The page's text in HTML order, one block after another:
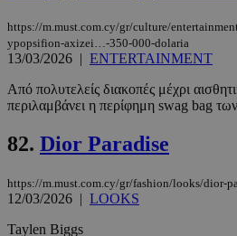
https://m.must.com.cy/gr/culture/
ypopsifion-axizei…-350-000-dolaria
13/03/2026 | ENTERTAINMENT
Από πολυτελείς διακοπές μέχρι
περιλαμβάνει η περίφημη swag bag
82. Dior Paradise
https://m.must.com.cy/gr/fashion/looks/dior-
12/03/2026 | LOOKS
Taylen Biggs
Privacy Policy